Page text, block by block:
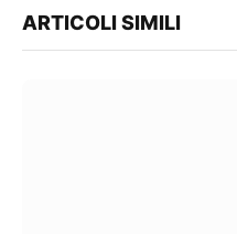
ARTICOLI SIMILI